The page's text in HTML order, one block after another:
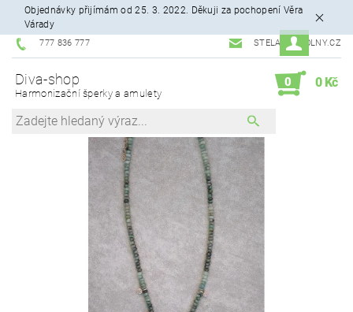
Objednávky přijímám od 25. 3. 2022. Děkuji za pochopení Věra
Várady
777 836 777 STELA99@VOLNY.CZ
Diva-shop
Harmonizační šperky a amulety
0 0 Kč